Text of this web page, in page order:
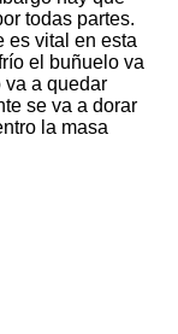
todas partes.
es vital en esta
el buñuelo va
va a quedar
se va a dorar
la masa